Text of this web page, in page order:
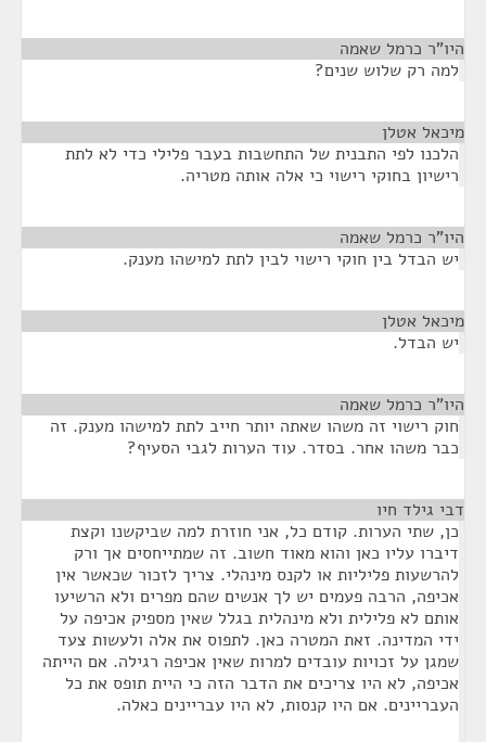
היו"ר כרמל שאמה
למה רק שלוש שנים?
מיכאל אטלן
הלכנו לפי התבנית של התחשבות בעבר פלילי כדי לא לתת
רישיון בחוקי רישוי כי אלה אותה מטריה.
היו"ר כרמל שאמה
יש הבדל בין חוקי רישוי לבין לתת למישהו מענק.
מיכאל אטלן
יש הבדל.
היו"ר כרמל שאמה
חוק רישוי זה משהו שאתה יותר חייב לתת למישהו מענק. זה
כבר משהו אחר. בסדר. עוד הערות לגבי הסעיף?
דבי גילד חיו
כן, שתי הערות. קודם כל, אני חוזרת למה שביקשנו וקצת
דיברו עליו כאן והוא מאוד חשוב. זה שמתייחסים אך ורק
להרשעות פליליות או לקנס מינהלי. צריך לזכור שכאשר אין
אכיפה, הרבה פעמים יש לך אנשים שהם מפרים ולא הרשיעו
אותם לא פלילית ולא מינהלית בגלל שאין מספיק אכיפה על
ידי המדינה. זאת המטרה כאן. לתפוס את אלה ולעשות צעד
שמגן על זכויות עובדים למרות שאין אכיפה רגילה. אם הייתה
אכיפה, לא היו צריכים את הדבר הזה כי היית תופס את כל
העבריינים. אם היו קנסות, לא היו עבריינים כאלה.